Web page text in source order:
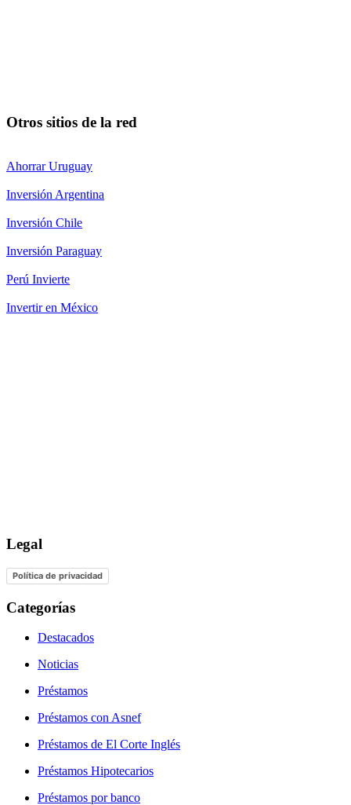
Otros sitios de la red
Ahorrar Uruguay
Inversión Argentina
Inversión Chile
Inversión Paraguay
Perú Invierte
Invertir en México
Legal
Política de privacidad
Categorías
Destacados
Noticias
Préstamos
Préstamos con Asnef
Préstamos de El Corte Inglés
Préstamos Hipotecarios
Préstamos por banco